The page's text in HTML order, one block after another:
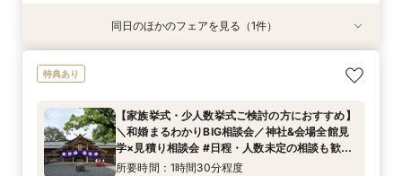
8/19(水)
＼マイナビ限定！和婚まるわかりBIG相談会／神
社&会場全館見学×見積り相談会#日程・人数未定
所要時間：1時間30分程度
9:00〜
10:30〜
12:00〜
13:30〜
同日のほかのフェアを見る（1件）
特典あり
【家族挙式・少人数挙式ご検討の方におすすめ】
＼和婚まるわかりBIG相談会／神社&会場全館見
学×見積り相談会 #日程・人数未定の相談も歓迎
◎
所要時間：1時間30分程度